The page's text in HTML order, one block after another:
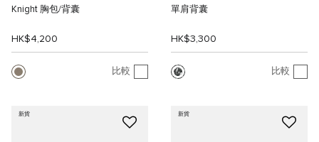
Knight 胸包/背囊
HK$4,200
比較
單肩背囊
HK$3,300
比較
新貨 新貨